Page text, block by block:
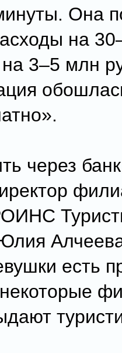
Она
на
3–5 млн
через
есть